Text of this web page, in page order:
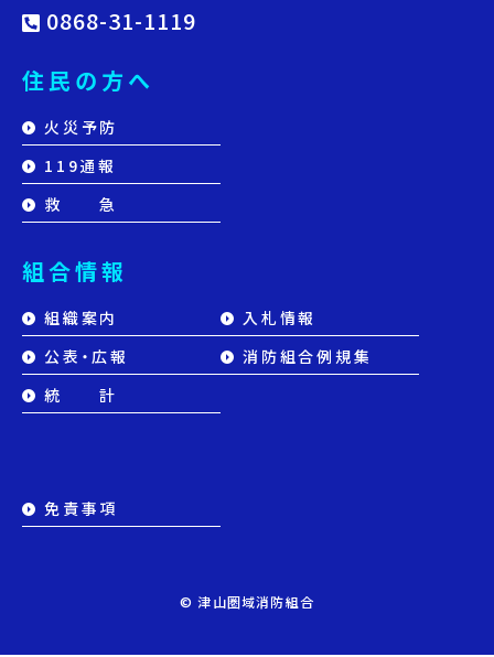
0868-31-1119
住民の方へ
火災予防
119通報
救 急
組合情報
組織案内
公表・広報
統 計
入札情報
消防組合例規集
免責事項
© 津山圏域消防組合